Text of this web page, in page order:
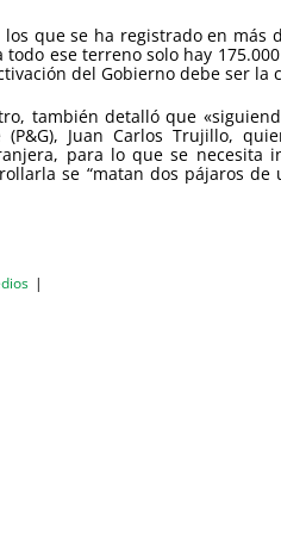
que se ha registrado en
ese terreno solo hay
del Gobierno debe ser la
también detalló que
Juan Carlos Trujillo,
para lo que se necesita
se “matan dos pájaros
|